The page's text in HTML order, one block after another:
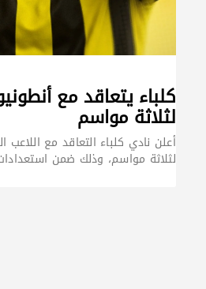
كلباء يتعاقد مع
لثلاثة مواسم
أعلن نادي كلباء التعاقد مع اللاعب
لثلاثة مواسم، وذلك ضمن